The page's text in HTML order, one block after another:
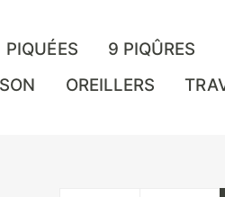
PIQUÉES 9 PIQÛRES
OREILLERS